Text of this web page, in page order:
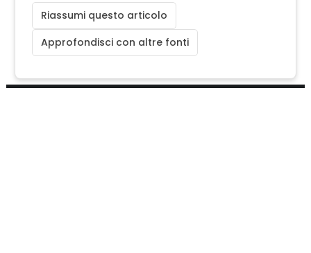
Riassumi questo articolo
Approfondisci con altre fonti